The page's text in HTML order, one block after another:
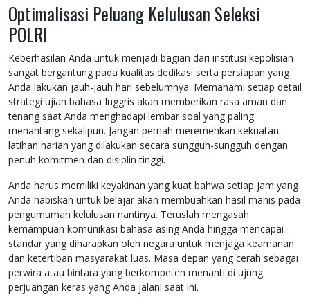
Optimalisasi Peluang Kelulusan Seleksi
POLRI
Keberhasilan Anda untuk menjadi bagian dari institusi kepolisian
sangat bergantung pada kualitas dedikasi serta persiapan yang
Anda lakukan jauh-jauh hari sebelumnya. Memahami setiap detail
strategi ujian bahasa Inggris akan memberikan rasa aman dan
tenang saat Anda menghadapi lembar soal yang paling
menantang sekalipun. Jangan pernah meremehkan kekuatan
latihan harian yang dilakukan secara sungguh-sungguh dengan
penuh komitmen dan disiplin tinggi.
Anda harus memiliki keyakinan yang kuat bahwa setiap jam yang
Anda habiskan untuk belajar akan membuahkan hasil manis pada
pengumuman kelulusan nantinya. Teruslah mengasah
kemampuan komunikasi bahasa asing Anda hingga mencapai
standar yang diharapkan oleh negara untuk menjaga keamanan
dan ketertiban masyarakat luas. Masa depan yang cerah sebagai
perwira atau bintara yang berkompeten menanti di ujung
perjuangan keras yang Anda jalani saat ini.